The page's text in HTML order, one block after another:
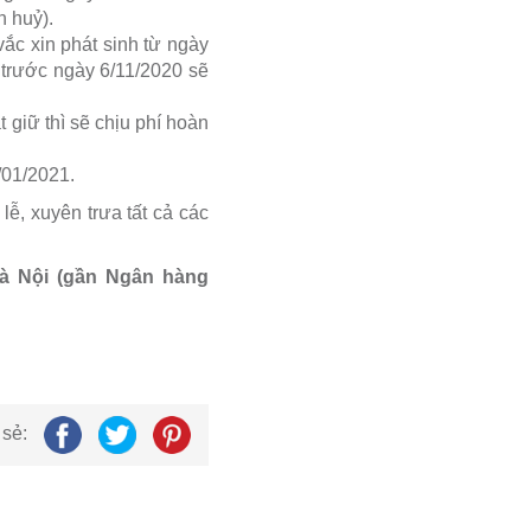
huỷ).
xin phát sinh từ ngày
ngày 6/11/2020 sẽ
giữ thì sẽ chịu phí hoàn
2021.
xuyên trưa tất cả các
Nội (gần Ngân hàng